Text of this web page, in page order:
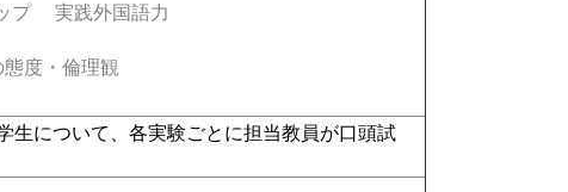
プ
実践外国語力
度・倫理観
生について、各実験ごとに担当教員が口頭試